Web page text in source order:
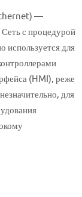
—
с процедурой
для
(HMI), реже
для